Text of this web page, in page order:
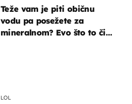
LOL
Teže vam je piti običnu
vodu pa posežete za
mineralnom? Evo što to čini